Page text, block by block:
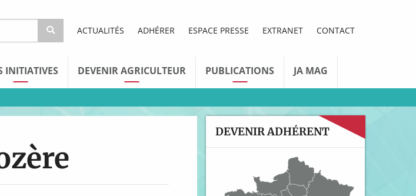
ACTUALITÉS ADHÉRER ESPACE PRESSE EXTRANET CONTACT
INITIATIVES DEVENIR AGRICULTEUR PUBLICATIONS JA MAG
DEVENIR ADHÉRENT